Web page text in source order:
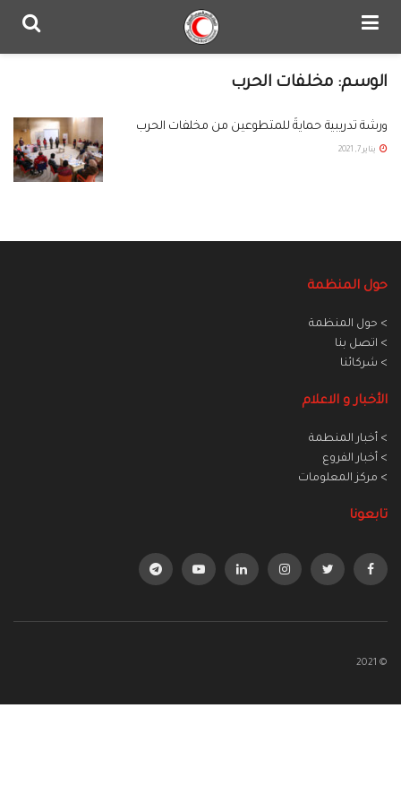
الوسم: مخلفات الحرب
ورشة تدريبية حمايةً للمتطوعين من مخلفات الحرب
يناير 7, 2021
حول المنظمة
> حول المنظمة
> اتصل بنا
> شركائنا
الأخبار و الاعلام
> أخبار المنطمة
> أخبار الفروع
> مركز المعلومات
تابعونا
© 2021